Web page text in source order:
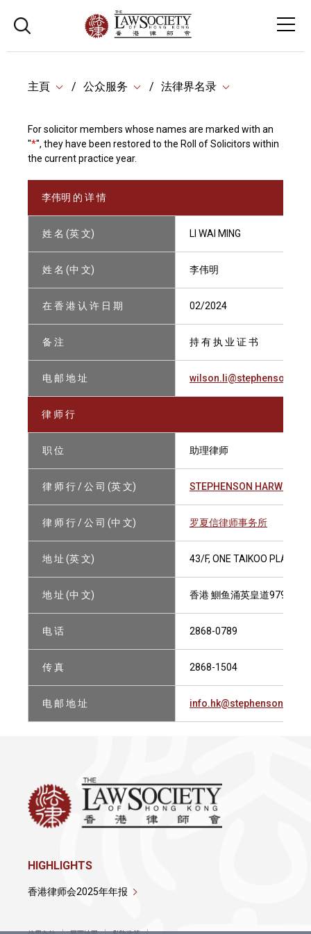
主頁 公众服务 法律界名录
For solicitor members whose names are marked with an
"*", they have been restored to the Roll of Solicitors within
the current practice year.
李伟明 的 详 情
姓 名 (英 文) LI WAI MING
姓 名 (中 文) 李伟明
在 香 港 认 许 日 期 02/2024
备 注 持 有 执 业 证 书
电 邮 地 址
律 师 行
职 位 助理律师
律 师 行 / 公 司 (英 文) STEPHENSON HARWOOD
律 师 行 / 公 司 (中 文) 罗夏信律师事务所
地 址 (英 文) 43/F, ONE TAIKOO PLACE,
地 址 (中 文) 香港 鰂鱼涌英皇道979号 太
电 话 2868-0789
传 真 2868-1504
电 邮 地 址
HIGHLIGHTS
香港律师会2025年年报